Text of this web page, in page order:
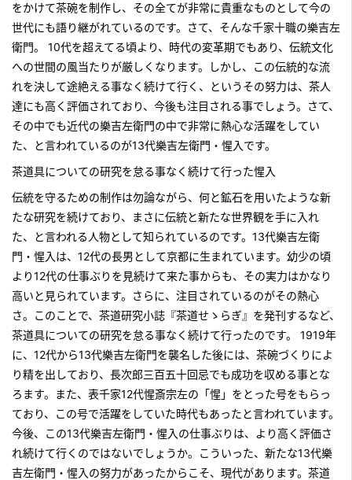
をかけて茶碗を制作し、その全てが非常に貴重なものとして今の
世代にも語り継がれているのです。さて、そんな千家十職の樂吉左
衛門。 10代を超えてる頃より、時代の変革期でもあり、伝統文化
への世間の風当たりが厳しくなります。しかし、この伝統的な流
れを決して途絶える事なく続けて行く、というその努力は、茶人
達にも高く評価されており、今後も注目される事でしょう。さて、
その中でも近代の樂吉左衛門の中で非常に熱心な活躍をしてい
た、と言われているのが13代樂吉左衛門・惺入です。
茶道具についての研究を怠る事なく続けて行った惺入
伝統を守るための制作は勿論ながら、何と鉱石を用いたような新
たな研究を続けており、まさに伝統と新たな世界観を手に入れ
た、と言われる人物として知られているのです。13代樂吉左衛
門・惺入は、12代の長男として京都に生まれています。幼少の頃
より12代の仕事ぶりを見続けて来た事からも、その実力はかなり
高いと見られています。さらに、注目されているのがその熱心
さ。このことで、茶道研究小誌『茶道せゝらぎ』を発刊するなど、
茶道具についての研究を怠る事なく続けて行ったのです。 1919年
に、12代から13代樂吉左衛門を襲名した後には、茶碗づくりによ
り精を出しており、長次郎三百五十回忌でも成功を収める事とな
ろます。また、表千家12代惺斎宗左の「惺」をとった号をもらっ
ており、この号で活躍をしていた時代もあったと言われています。
今後、この13代樂吉左衛門・惺入の仕事ぶりは、より高く評価さ
れ続けて行くのではないでしょうか。こういった、新たな13代樂
吉左衛門・惺入の努力があったからこそ、現代があります。 茶道